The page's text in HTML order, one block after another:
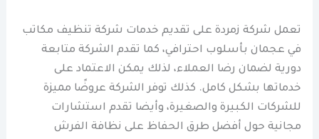
تعمل شركة زمردة على تقديم خدمات شركة تنظيف مكاتب
في عجمان بأسلوب احترافي، كما تقدم الشركة متابعة
دورية لضمان رضا العملاء، لذلك يمكن الاعتماد على
خدماتها بشكل كامل. كذلك توفر الشركة عروضًا مميزة
للشركات الكبيرة والصغيرة، وأيضا تقدم استشارات
مجانية حول أفضل طرق الحفاظ على نظافة الفرش